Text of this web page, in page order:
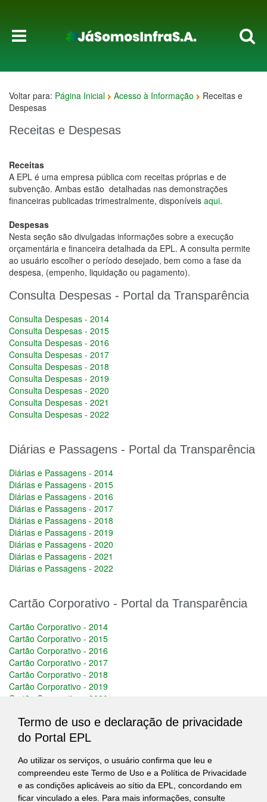
Voltar para: Página Inicial Acesso à Informação
Receitas e
Despesas
Receitas e Despesas
Receitas
A EPL é uma empresa pública com receitas próprias e de
subvenção. Ambas estão detalhadas nas demonstrações
financeiras publicadas trimestralmente, disponíveis aqui.
Despesas
Nesta seção são divulgadas informações sobre a execução
orçamentária e financeira detalhada da EPL. A consulta permite
ao usuário escolher o período desejado, bem como a fase da
despesa, (empenho, liquidação ou pagamento).
Consulta Despesas - Portal da Transparência
Consulta Despesas - 2014
Consulta Despesas - 2015
Consulta Despesas - 2016
Consulta Despesas - 2017
Consulta Despesas - 2018
Consulta Despesas - 2019
Consulta Despesas - 2020
Consulta Despesas - 2021
Consulta Despesas - 2022
Diárias e Passagens - Portal da Transparência
Diárias e Passagens - 2014
Diárias e Passagens - 2015
Diárias e Passagens - 2016
Diárias e Passagens - 2017
Diárias e Passagens - 2018
Diárias e Passagens - 2019
Diárias e Passagens - 2020
Diárias e Passagens - 2021
Diárias e Passagens - 2022
Cartão Corporativo - Portal da Transparência
Cartão Corporativo - 2014
Cartão Corporativo - 2015
Cartão Corporativo - 2016
Cartão Corporativo - 2017
Cartão Corporativo - 2018
Cartão Corporativo - 2019
Cartão Corporativo - 2020
Cartão Corporativo - 2022
Clique aquipara acessar um manual de utilização do Portal da
Transparência.
Termo de uso e declaração de privacidade
do Portal EPL
Ao utilizar os serviços, o usuário confirma que leu e
compreendeu este Termo de Uso e a Política de Privacidade
e as condições aplicáveis ao sítio da EPL, concordando em
ficar vinculado a eles. Para mais informações, consulte